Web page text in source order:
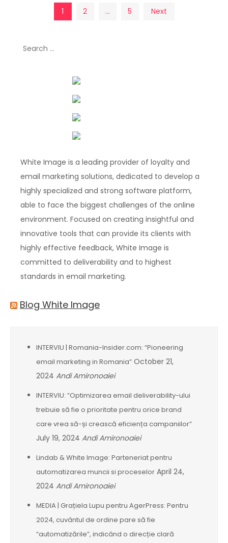
Posts
pagination
1 2 … 5 Next
White Image is a leading provider of loyalty and
email marketing solutions, dedicated to develop a
highly specialized and strong software platform,
able to face the biggest challenges of the online
environment. Focused on creating insightful and
innovative tools that can provide its clients with
highly effective feedback, White Image is
committed to deliverability and to highest
standards in email marketing.
Blog White Image
INTERVIU | Romania-Insider.com: “Pioneering
email marketing in Romania” October 21,
2024 Andi Amironoaiei
INTERVIU: ”Optimizarea email deliverability-ului
trebuie să fie o prioritate pentru orice brand
care vrea să-și crească eficiența campaniilor”
July 19, 2024 Andi Amironoaiei
Lindab & White Image: Parteneriat pentru
automatizarea muncii si proceselor April 24,
2024 Andi Amironoaiei
MEDIA | Grațiela Lupu pentru AgerPress: Pentru
2024, cuvântul de ordine pare să fie
“automatizările”, indicând o direcție clară